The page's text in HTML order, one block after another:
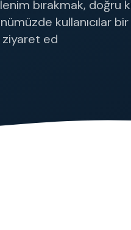
bırakmak, doğru
kullanıcılar
ziyaret ed